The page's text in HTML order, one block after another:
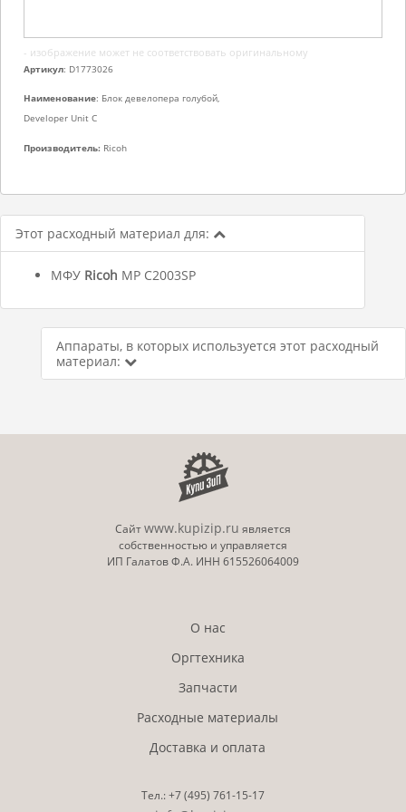
- изображение может не соответствовать оригинальному
Артикул: D1773026
Наименование: Блок девелопера голубой,
Developer Unit C
Производитель: Ricoh
Этот расходный материал для:
МФУ Ricoh MP C2003SP
Аппараты, в которых используется этот расходный
материал:
Сайтwww.kupizip.ru является
собственностью и управляется
ИП Галатов Ф.А. ИНН 615526064009
О нас
Оргтехника
Запчасти
Расходные материалы
Доставка и оплата
Тел.:+7 (495) 761-15-17